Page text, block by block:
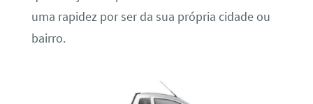
uma rapidez por ser da sua própria cidade ou
bairro.